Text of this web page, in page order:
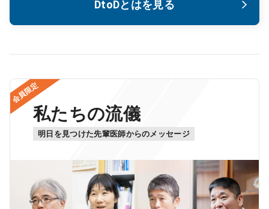
DtoDとはを見る
会員限定
私たちの流儀
明日を見つけた先輩医師からのメッセージ